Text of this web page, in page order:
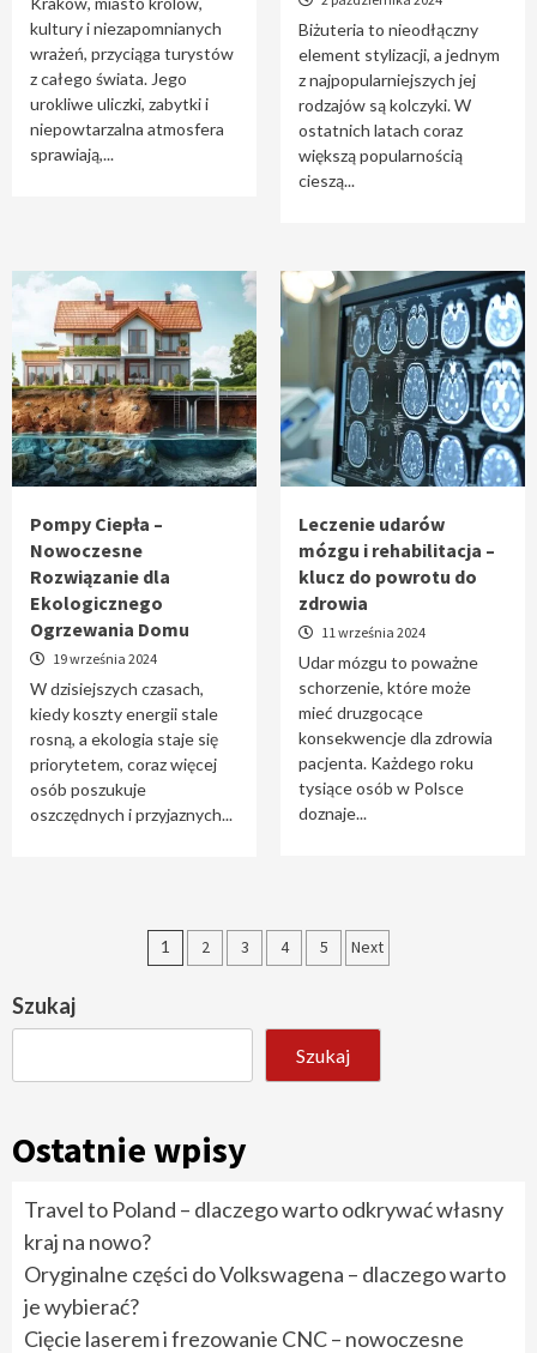
kultury i niezapomnianych
wrażeń, przyciąga turystów
z całego świata. Jego
urokliwe uliczki, zabytki i
niepowtarzalna atmosfera
sprawiają,...
Biżuteria to nieodłączny
element stylizacji, a jednym
z najpopularniejszych jej
rodzajów są kolczyki. W
ostatnich latach coraz
większą popularnością
cieszą...
Pompy Ciepła –
Nowoczesne
Rozwiązanie dla
Ekologicznego
Ogrzewania Domu
19 września 2024
W dzisiejszych czasach,
kiedy koszty energii stale
rosną, a ekologia staje się
priorytetem, coraz więcej
osób poszukuje
oszczędnych i przyjaznych...
Leczenie udarów
mózgu i rehabilitacja –
klucz do powrotu do
zdrowia
11 września 2024
Udar mózgu to poważne
schorzenie, które może
mieć druzgocące
konsekwencje dla zdrowia
pacjenta. Każdego roku
tysiące osób w Polsce
doznaje...
Stronicowanie
1 2 3 4 5 Next
Szukaj
Szukaj
Ostatnie wpisy
Travel to Poland – dlaczego warto odkrywać własny
kraj na nowo?
Oryginalne części do Volkswagena – dlaczego warto
je wybierać?
Cięcie laserem i frezowanie CNC – nowoczesne